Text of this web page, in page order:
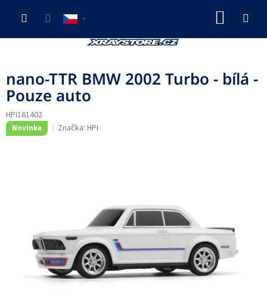
nano-TTR BMW 2002 Turbo - bílá -
Pouze auto
HPI161402
Novinka Značka: HPI